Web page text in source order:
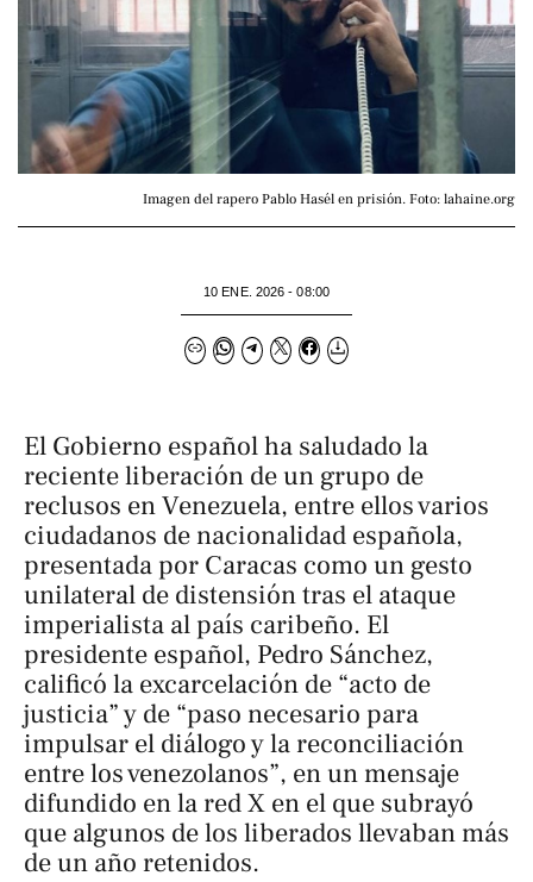
Imagen del rapero Pablo Hasél en prisión. Foto: lahaine.org
10 ENE. 2026 - 08:00
El Gobierno español ha saludado la
reciente liberación de un grupo de
reclusos en Venezuela, entre ellos varios
ciudadanos de nacionalidad española,
presentada por Caracas como un gesto
unilateral de distensión tras el ataque
imperialista al país caribeño. El
presidente español, Pedro Sánchez,
calificó la excarcelación de “acto de
justicia” y de “paso necesario para
impulsar el diálogo y la reconciliación
entre los venezolanos”, en un mensaje
difundido en la red X en el que subrayó
que algunos de los liberados llevaban más
de un año retenidos.